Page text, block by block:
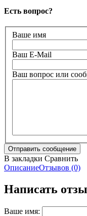
Есть вопрос?
Ваше имя
Ваш E-Mail
Ваш вопрос или
В закладки Сравнить
ОписаниеОтзывов (0)
Написать
Ваше имя: